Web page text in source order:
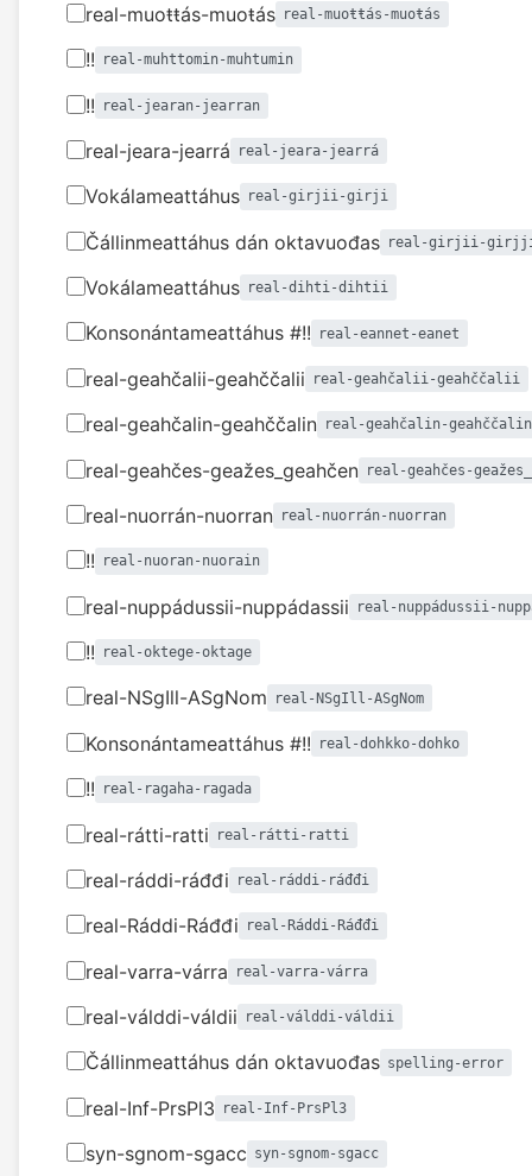
real-muoŧŧás-muoŧás real-muoŧŧás-muoŧás
!! real-muhttomin-muhtumin
!! real-jearan-jearran
real-jeara-jearrá real-jeara-jearrá
Vokálameattáhus real-girjii-girji
Čállinmeattáhus dán oktavuođas real-girjii-
Vokálameattáhus real-dihti-dihtii
Konsonántameattáhus #!! real-eannet-eanet
real-geahčalii-geahččalii real-geahčalii-geahččalii
real-geahčalin-geahččalin real-geahčalin-geahččalin
real-geahčes-geažes_geahčen real-geahčes-
real-nuorrán-nuorran real-nuorrán-nuorran
!! real-nuoran-nuorain
real-nuppádussii-nuppádassii real-nuppádussii-
!! real-oktege-oktage
real-NSgIll-ASgNom real-NSgIll-ASgNom
Konsonántameattáhus #!! real-dohkko-dohko
!! real-ragaha-ragada
real-rátti-ratti real-rátti-ratti
real-ráddi-ráđđi real-ráddi-ráđđi
real-Ráddi-Ráđđi real-Ráddi-Ráđđi
real-varra-várra real-varra-várra
real-válddi-váldii real-válddi-váldii
Čállinmeattáhus dán oktavuođas spelling-error
real-Inf-PrsPl3 real-Inf-PrsPl3
syn-sgnom-sgacc syn-sgnom-sgacc